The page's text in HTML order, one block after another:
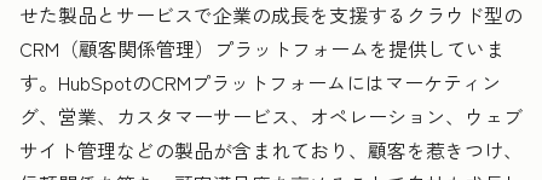
せた製品とサービスで企業の成長を支援するクラウド型の
CRM（顧客関係管理）プラットフォームを提供していま
す。HubSpotのCRMプラットフォームにはマーケティン
グ、営業、カスタマーサービス、オペレーション、ウェブ
サイト管理などの製品が含まれており、顧客を惹きつけ、